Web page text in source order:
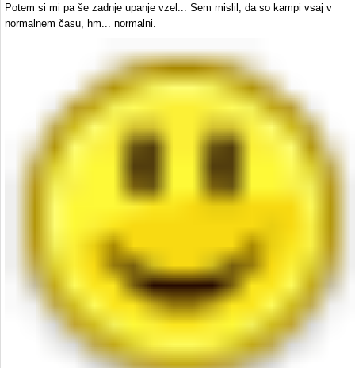
Potem si mi pa še zadnje upanje vzel... Sem mislil, da so kampi vsaj v
normalnem času, hm... normalni.